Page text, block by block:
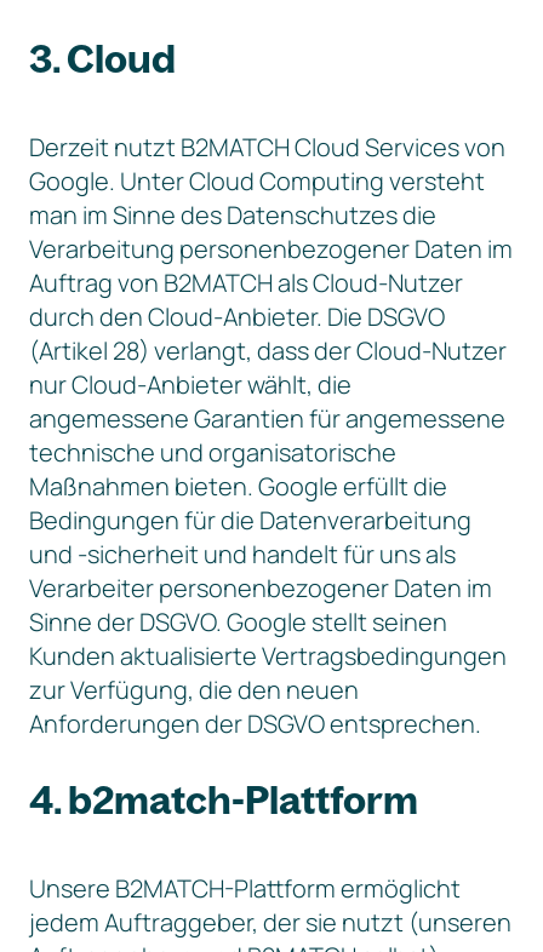
3. Cloud
Derzeit nutzt B2MATCH Cloud Services von
Google. Unter Cloud Computing versteht
man im Sinne des Datenschutzes die
Verarbeitung personenbezogener Daten im
Auftrag von B2MATCH als Cloud-Nutzer
durch den Cloud-Anbieter. Die DSGVO
(Artikel 28) verlangt, dass der Cloud-Nutzer
nur Cloud-Anbieter wählt, die
angemessene Garantien für angemessene
technische und organisatorische
Maßnahmen bieten. Google erfüllt die
Bedingungen für die Datenverarbeitung
und -sicherheit und handelt für uns als
Verarbeiter personenbezogener Daten im
Sinne der DSGVO. Google stellt seinen
Kunden aktualisierte Vertragsbedingungen
zur Verfügung, die den neuen
Anforderungen der DSGVO entsprechen.
4. b2match-Plattform
Unsere B2MATCH-Plattform ermöglicht
jedem Auftraggeber, der sie nutzt (unseren